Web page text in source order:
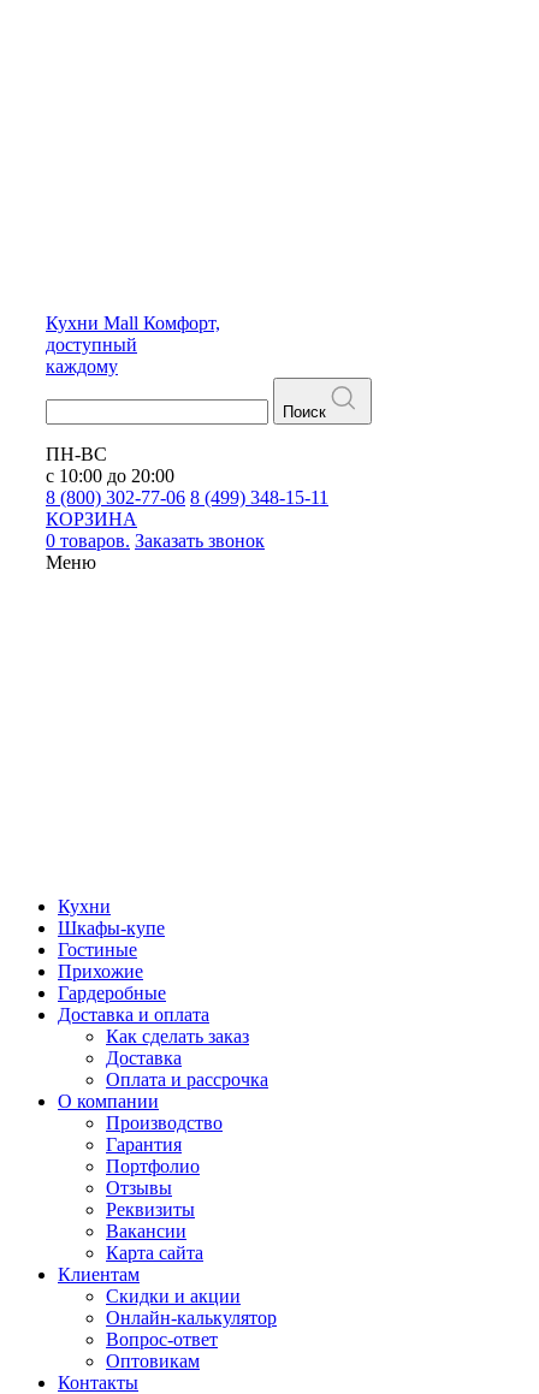
Кухни Mall Комфорт,
доступный
каждому
Поиск
ПН-ВС
с 10:00 до 20:00
8 (800) 302-77-06 8 (499) 348-15-11
КОРЗИНА
0 товаров. Заказать звонок
Меню
Кухни
Шкафы-купе
Гостиные
Прихожие
Гардеробные
Доставка и оплата
Как сделать заказ
Доставка
Оплата и рассрочка
О компании
Производство
Гарантия
Портфолио
Отзывы
Реквизиты
Вакансии
Карта сайта
Клиентам
Скидки и акции
Онлайн-калькулятор
Вопрос-ответ
Оптовикам
Контакты